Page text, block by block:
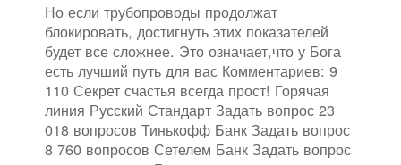
Но если трубопроводы продолжат
блокировать, достигнуть этих показателей
будет все сложнее. Это означает,что у Бога
есть лучший путь для вас Комментариев: 9
110 Секрет счастья всегда прост! Горячая
линия Русский Стандарт Задать вопрос 23
018 вопросов Тинькофф Банк Задать вопрос
8 760 вопросов Сетелем Банк Задать вопрос